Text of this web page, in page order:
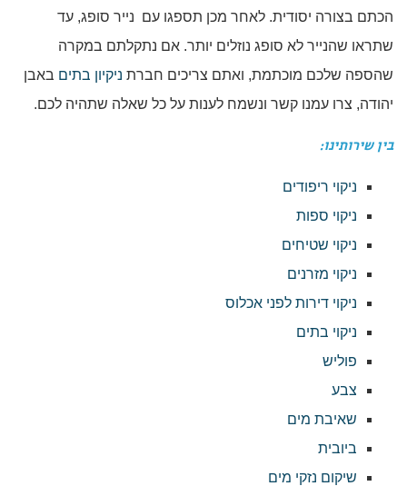
הכתם בצורה יסודית. לאחר מכן תספגו עם נייר סופג, עד
שתראו שהנייר לא סופג נוזלים יותר. אם נתקלתם במקרה
שהספה שלכם מוכתמת, ואתם צריכים חברת ניקיון בתים באבן
יהודה, צרו עמנו קשר ונשמח לענות על כל שאלה שתהיה לכם.
בין שירותינו:
ניקוי ריפודים
ניקוי ספות
ניקוי שטיחים
ניקוי מזרנים
ניקוי דירות לפני אכלוס
ניקוי בתים
פוליש
צבע
שאיבת מים
ביובית
שיקום נזקי מים